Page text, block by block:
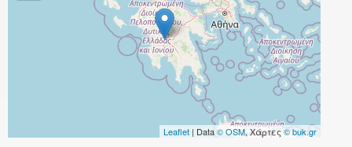
Leaflet | Data© OSM, Χάρτες© buk.gr